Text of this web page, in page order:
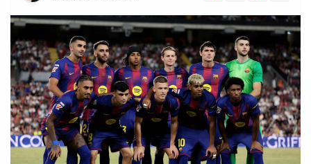
NASIONAL
MANCA SPORT
INFORMASI
PRIVACY
POLICY
BERITA
WARGA